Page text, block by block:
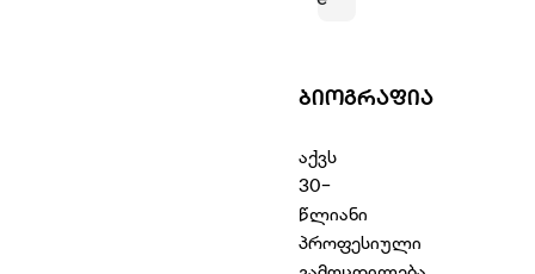
ᲑᲘᲝᲒᲠᲐᲤᲘᲐ
აქვს
30-
წლიანი
პროფესიული